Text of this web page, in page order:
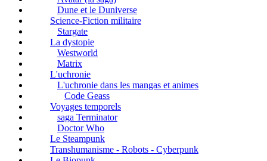
Dune et le Duniverse
Science-Fiction militaire
Stargate
La dystopie
Westworld
Matrix
L'uchronie
L'uchronie dans les mangas et animes
Code Geass
Voyages temporels
saga Terminator
Doctor Who
Le Steampunk
Transhumanisme - Robots - Cyberpunk